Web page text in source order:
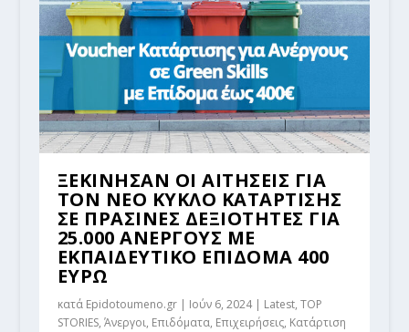
ΞΕΚΙΝΗΣΑΝ ΟΙ ΑΙΤΗΣΕΙΣ ΓΙΑ
ΤΟΝ ΝΕΟ ΚΥΚΛΟ ΚΑΤΑΡΤΙΣΗΣ
ΣΕ ΠΡΑΣΙΝΕΣ ΔΕΞΙΟΤΗΤΕΣ ΓΙΑ
25.000 ΑΝΕΡΓΟΥΣ ΜΕ
ΕΚΠΑΙΔΕΥΤΙΚΟ ΕΠΙΔΟΜΑ 400
ΕΥΡΩ
κατά Epidotoumeno.gr| Ιούν 6, 2024| Latest, TOP
STORIES, Άνεργοι, Επιδόματα, Επιχειρήσεις, Κατάρτιση